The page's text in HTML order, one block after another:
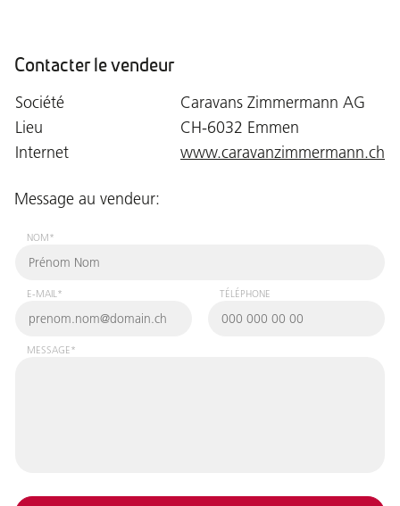
Contacter le vendeur
Société
Caravans Zimmermann AG
Lieu
CH-6032 Emmen
Internet
www.caravanzimmermann.ch
Message au vendeur:
NOM*
E-MAIL* TÉLÉPHONE
MESSAGE*